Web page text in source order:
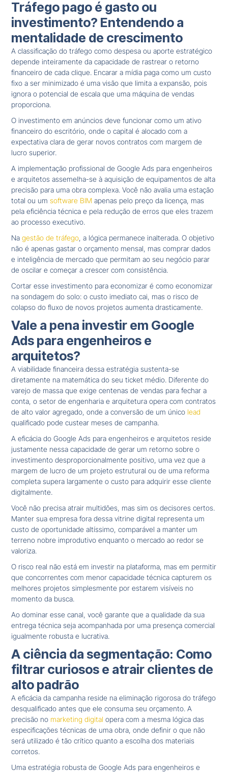
Tráfego pago é gasto ou
investimento? Entendendo a
mentalidade de crescimento
A classificação do tráfego como despesa ou aporte estratégico
depende inteiramente da capacidade de rastrear o retorno
financeiro de cada clique. Encarar a mídia paga como um custo
fixo a ser minimizado é uma visão que limita a expansão, pois
ignora o potencial de escala que uma máquina de vendas
proporciona.
O investimento em anúncios deve funcionar como um ativo
financeiro do escritório, onde o capital é alocado com a
expectativa clara de gerar novos contratos com margem de
lucro superior.
A implementação profissional de Google Ads para engenheiros
e arquitetos assemelha-se à aquisição de equipamentos de alta
precisão para uma obra complexa. Você não avalia uma estação
total ou umsoftware BIM apenas pelo preço da licença, mas
pela eficiência técnica e pela redução de erros que eles trazem
ao processo executivo.
Nagestão de tráfego, a lógica permanece inalterada. O objetivo
não é apenas gastar o orçamento mensal, mas comprar dados
e inteligência de mercado que permitam ao seu negócio parar
de oscilar e começar a crescer com consistência.
Cortar esse investimento para economizar é como economizar
na sondagem do solo: o custo imediato cai, mas o risco de
colapso do fluxo de novos projetos aumenta drasticamente.
Vale a pena investir em Google
Ads para engenheiros e
arquitetos?
A viabilidade financeira dessa estratégia sustenta-se
diretamente na matemática do seu ticket médio. Diferente do
varejo de massa que exige centenas de vendas para fechar a
conta, o setor de engenharia e arquitetura opera com contratos
de alto valor agregado, onde a conversão de um único lead
qualificado pode custear meses de campanha.
A eficácia do Google Ads para engenheiros e arquitetos reside
justamente nessa capacidade de gerar um retorno sobre o
investimento desproporcionalmente positivo, uma vez que a
margem de lucro de um projeto estrutural ou de uma reforma
completa supera largamente o custo para adquirir esse cliente
digitalmente.
Você não precisa atrair multidões, mas sim os decisores certos.
Manter sua empresa fora dessa vitrine digital representa um
custo de oportunidade altíssimo, comparável a manter um
terreno nobre improdutivo enquanto o mercado ao redor se
valoriza.
O risco real não está em investir na plataforma, mas em permitir
que concorrentes com menor capacidade técnica capturem os
melhores projetos simplesmente por estarem visíveis no
momento da busca.
Ao dominar esse canal, você garante que a qualidade da sua
entrega técnica seja acompanhada por uma presença comercial
igualmente robusta e lucrativa.
A ciência da segmentação: Como
filtrar curiosos e atrair clientes de
alto padrão
A eficácia da campanha reside na eliminação rigorosa do tráfego
desqualificado antes que ele consuma seu orçamento. A
precisão no marketing digital opera com a mesma lógica das
especificações técnicas de uma obra, onde definir o que não
será utilizado é tão crítico quanto a escolha dos materiais
corretos.
Uma estratégia robusta de Google Ads para engenheiros e